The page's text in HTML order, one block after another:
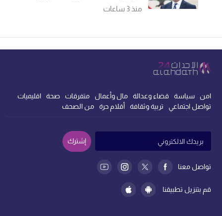
منذ 3 ساعات
امن سياسة قضاء وعدالة مال وأعمال متفرقات صحة
اقليميات
تواصل اجتماعي
تربية وثقافة أقلام حرة من الصحف
قم بتنزيل تطبيقنا
تواصل معنا
إشترك